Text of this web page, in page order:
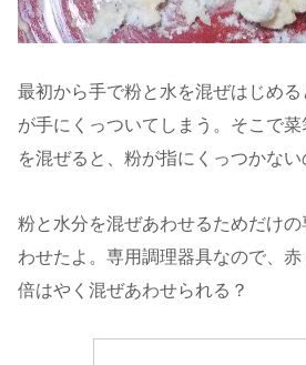
最初から手で粉と水を混ぜはじめ
が手にくっついてしまう。そこで
を混ぜると、粉が指にくっつかない
粉と水分を混ぜあわせるためだけ
わせたよ。専用調理器具なので、
倍はやく混ぜあわせられる？